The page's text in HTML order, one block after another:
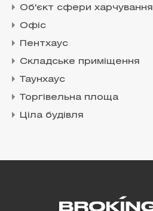
Об'єкт сфери харчування
Офіс
Пентхаус
Складське приміщення
Таунхаус
Торгівельна площа
Ціла будівля